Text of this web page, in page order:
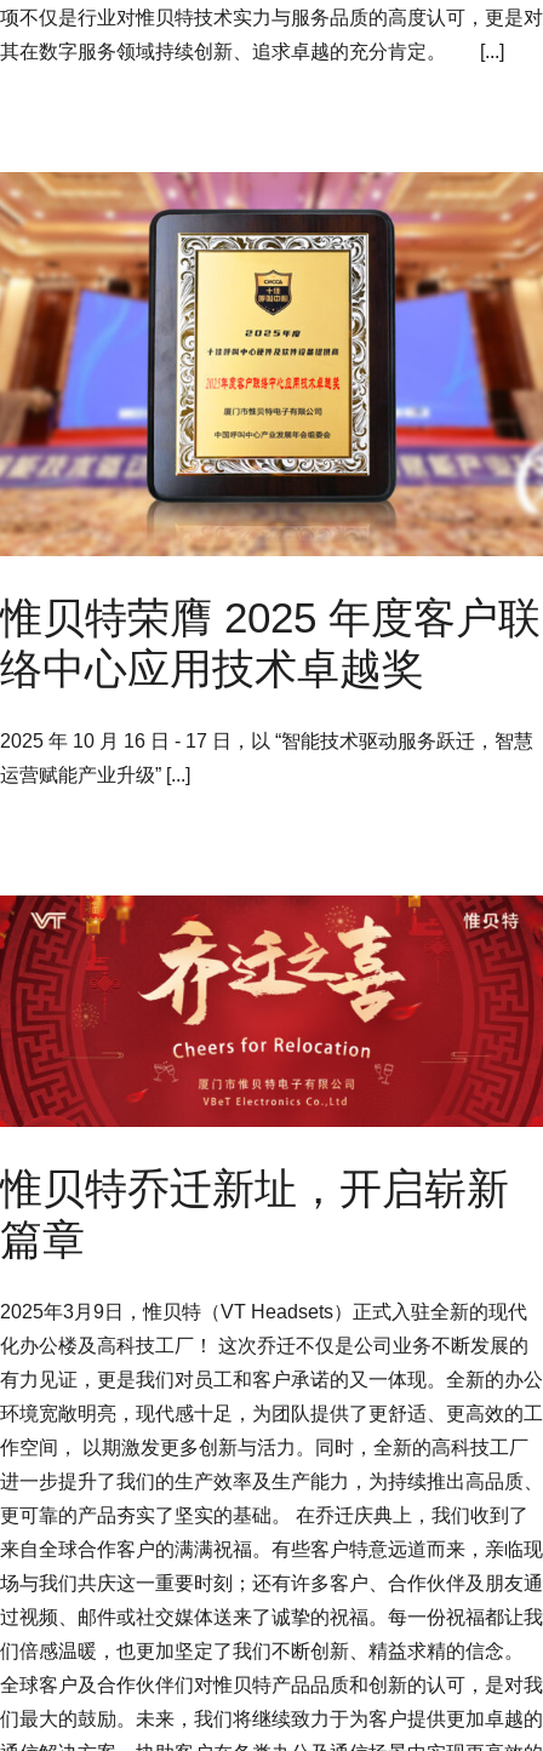
项不仅是行业对惟贝特技术实力与服务品质的高度认可，更是对
其在数字服务领域持续创新、追求卓越的充分肯定。 [...]
惟贝特荣膺 2025 年度客户联
络中心应用技术卓越奖
2025 年 10 月 16 日 - 17 日，以 “智能技术驱动服务跃迁，智慧
运营赋能产业升级” [...]
惟贝特乔迁新址，开启崭新
篇章
2025年3月9日，惟贝特（VT Headsets）正式入驻全新的现代
化办公楼及高科技工厂！ 这次乔迁不仅是公司业务不断发展的
有力见证，更是我们对员工和客户承诺的又一体现。全新的办公
环境宽敞明亮，现代感十足，为团队提供了更舒适、更高效的工
作空间， 以期激发更多创新与活力。同时，全新的高科技工厂
进一步提升了我们的生产效率及生产能力，为持续推出高品质、
更可靠的产品夯实了坚实的基础。 在乔迁庆典上，我们收到了
来自全球合作客户的满满祝福。有些客户特意远道而来，亲临现
场与我们共庆这一重要时刻；还有许多客户、合作伙伴及朋友通
过视频、邮件或社交媒体送来了诚挚的祝福。每一份祝福都让我
们倍感温暖，也更加坚定了我们不断创新、精益求精的信念。
全球客户及合作伙伴们对惟贝特产品品质和创新的认可，是对我
们最大的鼓励。未来，我们将继续致力于为客户提供更加卓越的